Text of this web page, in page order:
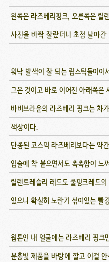
왼쪽은 라즈베리핑크, 오른쪽은 릴
사진을 바짝 잘랐더니 초점 날아
워낙 발색이 잘 되는 립스틱들이어
그은 것이고 바로 이어진 아래쪽은
바비브라운의 라즈베리 핑크는 차
색상이다.
단종된 코스믹 라즈베리보다는 약
입술에 착 붙으면서도 촉촉함이 느
릴렌트레슬리 레드도 쿨핑크레드
있으니 확실히 노란기 섞여있는 빨
웜톤인 내 얼굴에는 라즈베리 핑크
분홍빛 제품을 바탕에 깔고 이걸